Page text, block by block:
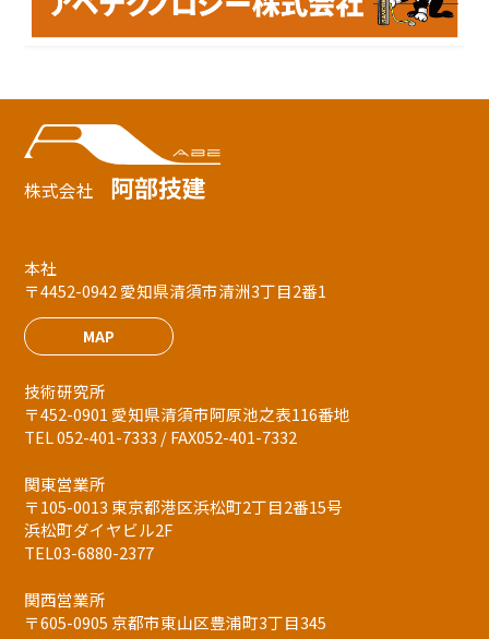
株式会社 阿部技建
本社
〒4452-0942 愛知県清須市清洲3丁目2番1
MAP
技術研究所
〒452-0901 愛知県清須市阿原池之表116番地
TEL 052-401-7333 / FAX052-401-7332
関東営業所
〒105-0013 東京都港区浜松町2丁目2番15号
浜松町ダイヤビル2F
TEL03-6880-2377
関西営業所
〒605-0905 京都市東山区豊浦町3丁目345